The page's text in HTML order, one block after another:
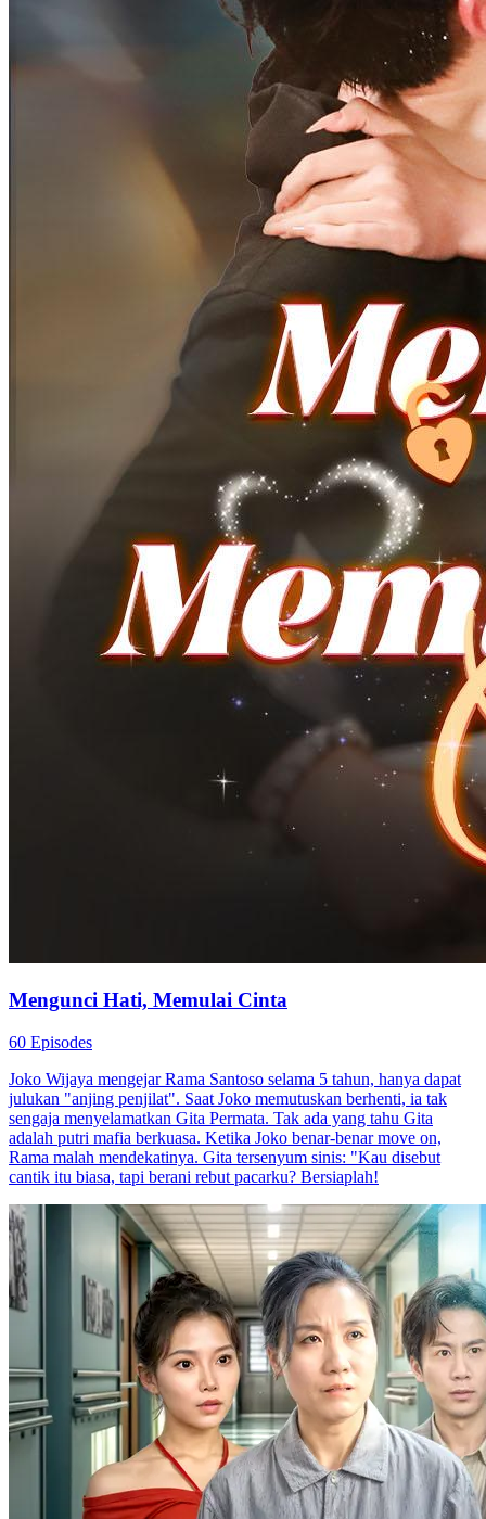
Mengunci Hati, Memulai Cinta
60 Episodes
Joko Wijaya mengejar Rama Santoso selama 5 tahun, hanya dapat
julukan "anjing penjilat". Saat Joko memutuskan berhenti, ia tak
sengaja menyelamatkan Gita Permata. Tak ada yang tahu Gita
adalah putri mafia berkuasa. Ketika Joko benar-benar move on,
Rama malah mendekatinya. Gita tersenyum sinis: "Kau disebut
cantik itu biasa, tapi berani rebut pacarku? Bersiaplah!